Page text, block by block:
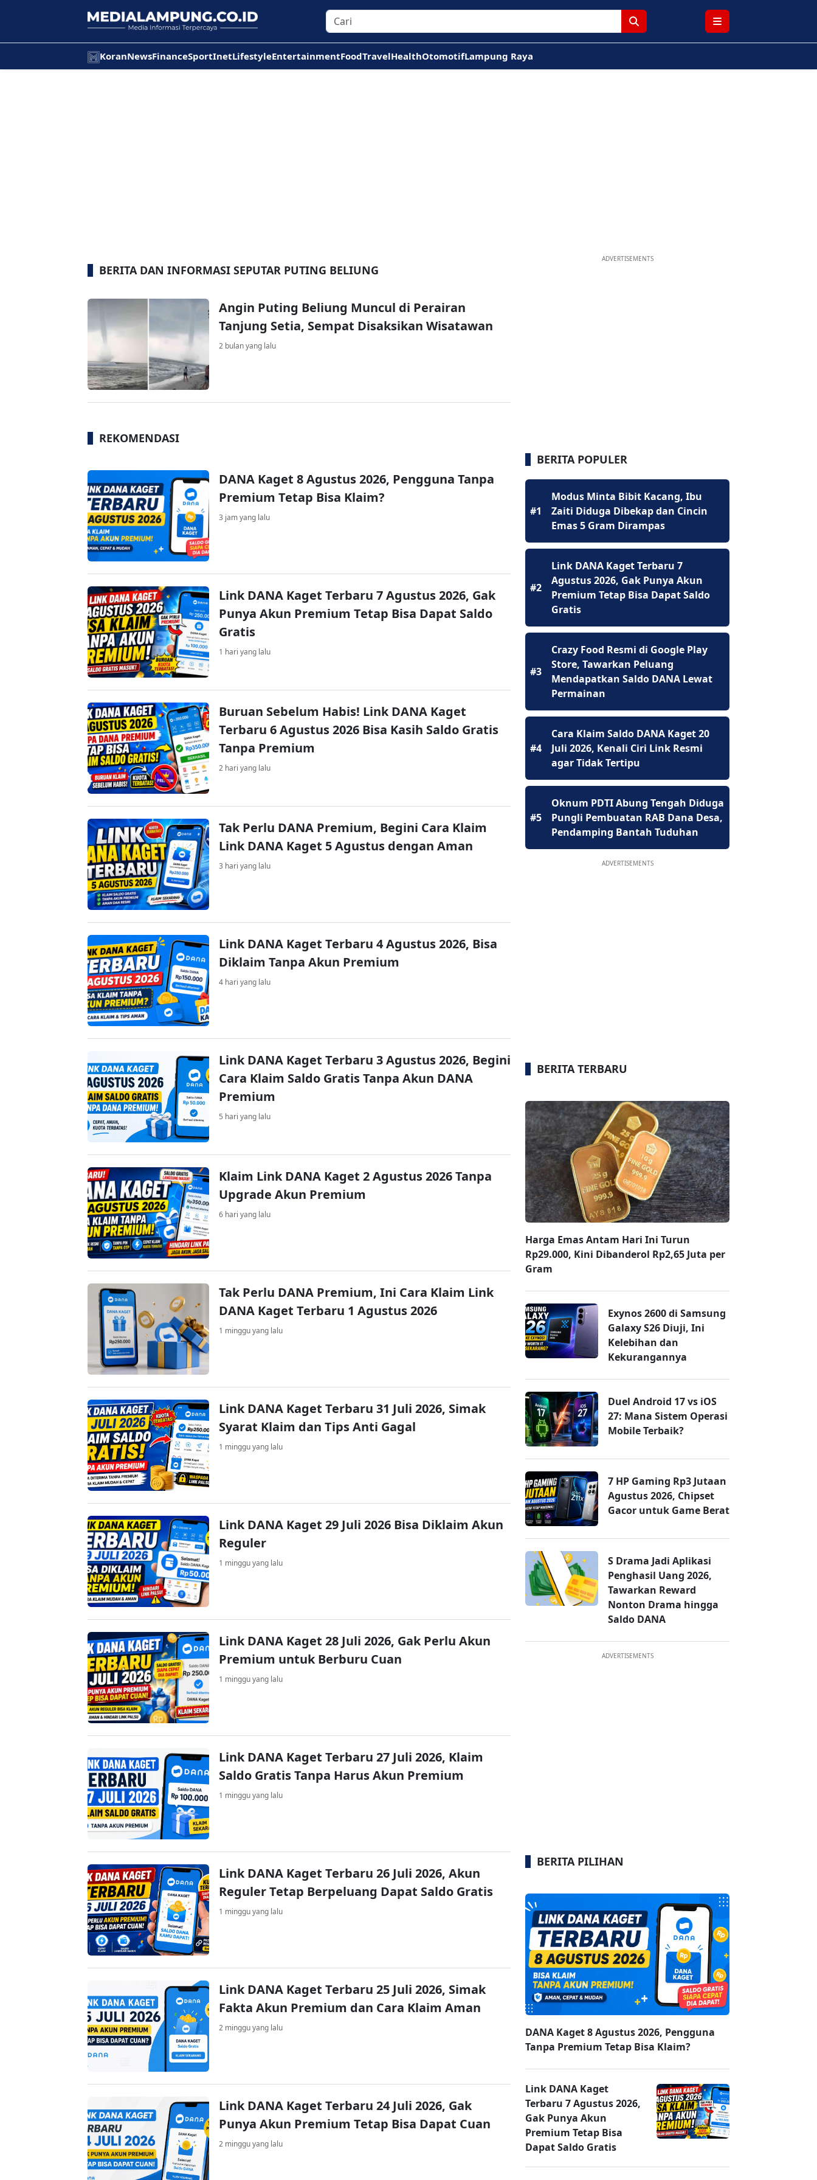
KoranNewsFinanceSportInetLifestyleEntertainmentFoodTravelHealthOtomotifLampung Raya
BERITA DAN INFORMASI SEPUTAR PUTING BELIUNG
Angin Puting Beliung Muncul di Perairan
Tanjung Setia, Sempat Disaksikan Wisatawan
2 bulan yang lalu
REKOMENDASI
DANA Kaget 8 Agustus 2026, Pengguna Tanpa
Premium Tetap Bisa Klaim?
3 jam yang lalu
Link DANA Kaget Terbaru 7 Agustus 2026, Gak
Punya Akun Premium Tetap Bisa Dapat Saldo
Gratis
1 hari yang lalu
Buruan Sebelum Habis! Link DANA Kaget
Terbaru 6 Agustus 2026 Bisa Kasih Saldo Gratis
Tanpa Premium
2 hari yang lalu
Tak Perlu DANA Premium, Begini Cara Klaim
Link DANA Kaget 5 Agustus dengan Aman
3 hari yang lalu
Link DANA Kaget Terbaru 4 Agustus 2026, Bisa
Diklaim Tanpa Akun Premium
4 hari yang lalu
Link DANA Kaget Terbaru 3 Agustus 2026, Begini
Cara Klaim Saldo Gratis Tanpa Akun DANA
Premium
5 hari yang lalu
Klaim Link DANA Kaget 2 Agustus 2026 Tanpa
Upgrade Akun Premium
6 hari yang lalu
Tak Perlu DANA Premium, Ini Cara Klaim Link
DANA Kaget Terbaru 1 Agustus 2026
1 minggu yang lalu
Link DANA Kaget Terbaru 31 Juli 2026, Simak
Syarat Klaim dan Tips Anti Gagal
1 minggu yang lalu
Link DANA Kaget 29 Juli 2026 Bisa Diklaim Akun
Reguler
1 minggu yang lalu
Link DANA Kaget 28 Juli 2026, Gak Perlu Akun
Premium untuk Berburu Cuan
1 minggu yang lalu
Link DANA Kaget Terbaru 27 Juli 2026, Klaim
Saldo Gratis Tanpa Harus Akun Premium
1 minggu yang lalu
Link DANA Kaget Terbaru 26 Juli 2026, Akun
Reguler Tetap Berpeluang Dapat Saldo Gratis
1 minggu yang lalu
Link DANA Kaget Terbaru 25 Juli 2026, Simak
Fakta Akun Premium dan Cara Klaim Aman
2 minggu yang lalu
Link DANA Kaget Terbaru 24 Juli 2026, Gak
Punya Akun Premium Tetap Bisa Dapat Cuan
2 minggu yang lalu
ADVERTISEMENTS
BERITA POPULER
#1
Modus Minta Bibit Kacang, Ibu
Zaiti Diduga Dibekap dan Cincin
Emas 5 Gram Dirampas
#2
Link DANA Kaget Terbaru 7
Agustus 2026, Gak Punya Akun
Premium Tetap Bisa Dapat Saldo
Gratis
#3
Crazy Food Resmi di Google Play
Store, Tawarkan Peluang
Mendapatkan Saldo DANA Lewat
Permainan
#4
Cara Klaim Saldo DANA Kaget 20
Juli 2026, Kenali Ciri Link Resmi
agar Tidak Tertipu
#5
Oknum PDTI Abung Tengah Diduga
Pungli Pembuatan RAB Dana Desa,
Pendamping Bantah Tuduhan
ADVERTISEMENTS
BERITA TERBARU
Harga Emas Antam Hari Ini Turun
Rp29.000, Kini Dibanderol Rp2,65 Juta per
Gram
Exynos 2600 di Samsung
Galaxy S26 Diuji, Ini
Kelebihan dan
Kekurangannya
Duel Android 17 vs iOS
27: Mana Sistem Operasi
Mobile Terbaik?
7 HP Gaming Rp3 Jutaan
Agustus 2026, Chipset
Gacor untuk Game Berat
S Drama Jadi Aplikasi
Penghasil Uang 2026,
Tawarkan Reward
Nonton Drama hingga
Saldo DANA
ADVERTISEMENTS
BERITA PILIHAN
DANA Kaget 8 Agustus 2026, Pengguna
Tanpa Premium Tetap Bisa Klaim?
Link DANA Kaget
Terbaru 7 Agustus 2026,
Gak Punya Akun
Premium Tetap Bisa
Dapat Saldo Gratis